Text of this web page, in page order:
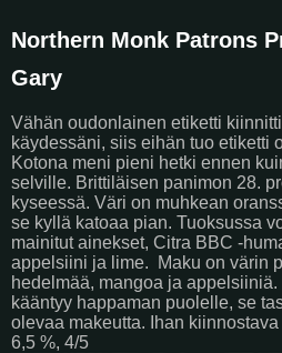
Northern Monk Patrons
Gary
Vähän oudonlainen etiketti
käydessäni, siis eihän tuo etiketti
Kotona meni pieni hetki ennen
selville. Brittiläisen panimon 28.
kyseessä. Väri on muhkean
se kyllä katoaa pian. Tuoksussa
mainitut ainekset, Citra BBC -
appelsiini ja lime.
Maku on värin
hedelmää, mangoa ja
kääntyy happaman puolelle, se
olevaa makeutta. Ihan
6,5 %, 4/5